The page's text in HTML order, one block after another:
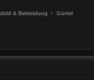
& Bekleidung Gürtel